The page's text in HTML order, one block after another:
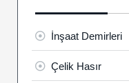
İnşaat Demirleri
Çelik Hasır